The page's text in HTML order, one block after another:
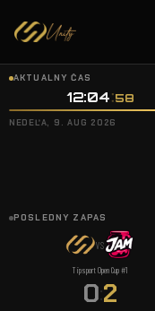
AKTUÁLNY ČAS
12:04:59
NEDEĽA, 9. AUG 2026
POSLEDNÝ ZÁPAS
VS
Tipsport Open Cup #1
0:2